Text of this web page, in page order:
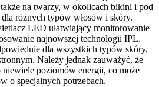
także na twarzy, w okolicach bikini i pod
różnych typów włosów i skóry.
LED ułatwiający monitorowanie
najnowszej technologii IPL.
dla wszystkich typów skóry,
Należy jednak zauważyć, że
niewiele poziomów energii, co może
o specjalnych potrzebach.